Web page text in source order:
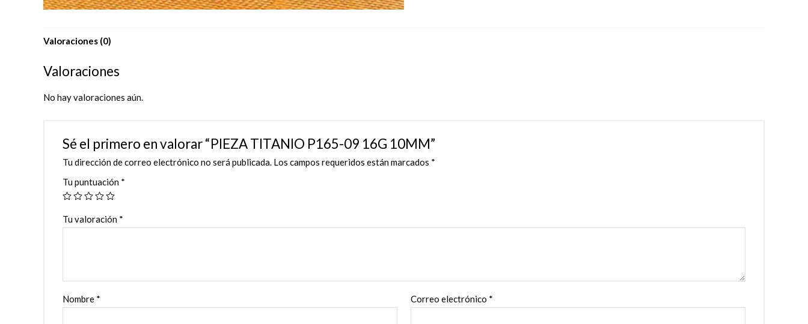
Valoraciones (0)
Valoraciones
No hay valoraciones aún.
Sé el primero en valorar “PIEZA TITANIO P165-09 16G 10MM”
Tu dirección de correo electrónico no será publicada. Los campos requeridos están marcados *
Tu puntuación *
Tu valoración *
Nombre * Correo electrónico *